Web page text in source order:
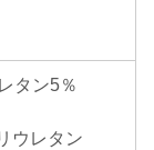
レタン5％
ウレタン